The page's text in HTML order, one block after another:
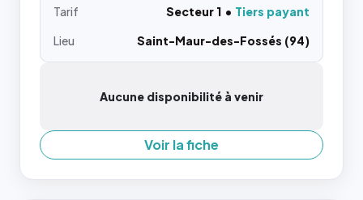
Tarif Secteur 1
Tiers payant
Lieu
Saint-Maur-des-Fossés (94)
Aucune disponibilité à venir
Voir la fiche